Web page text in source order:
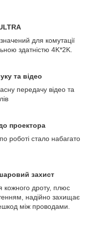
для комутації
здатністю 4K*2K.
та відео
передачу відео та
проектора
роботі стало набагато
захист
кожного дроту, плюс
надійно захищає
між проводами.